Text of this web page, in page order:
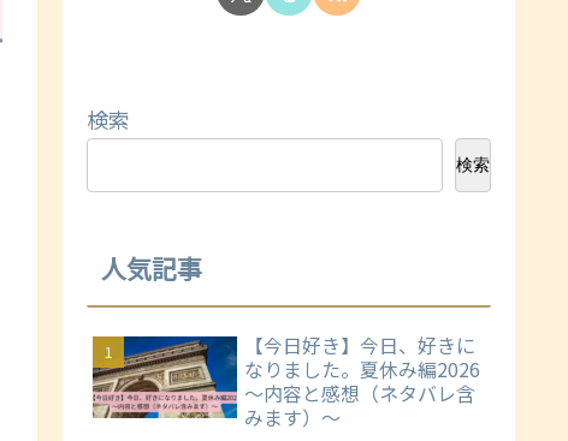
検索
検索
人気記事
【今日好き】今日、好きに
なりました。夏休み編2026
～内容と感想（ネタバレ含
みます）～